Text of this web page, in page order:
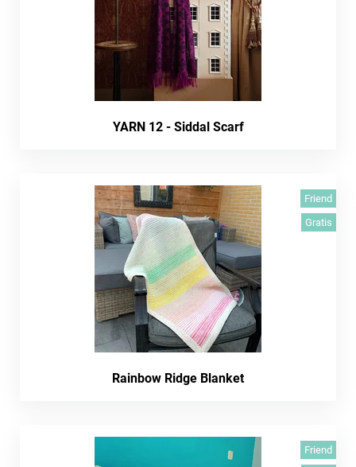
YARN 12 - Siddal Scarf
Friend
Gratis
Rainbow Ridge Blanket
Friend